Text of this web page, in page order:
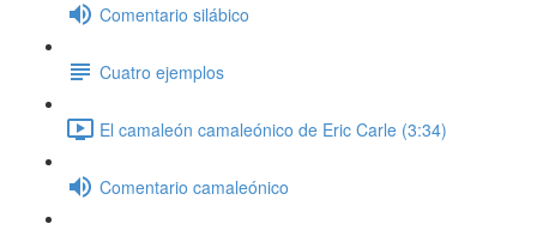
Comentario silábico
Cuatro ejemplos
El camaleón camaleónico de Eric Carle (3:34)
Comentario camaleónico